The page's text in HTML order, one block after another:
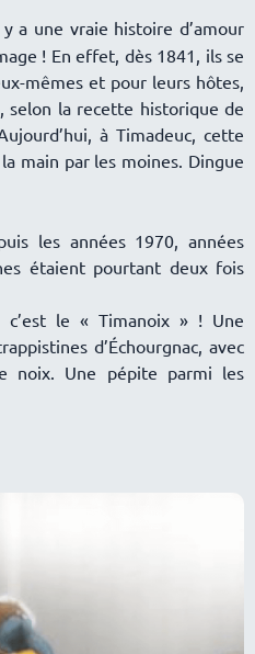
a une vraie histoire d’amour
! En effet, dès 1841, ils se
mêmes et pour leurs hôtes,
selon la recette historique de
à Timadeuc, cette
main par les moines. Dingue
les années 1970, années
étaient pourtant deux fois
le « Timanoix » ! Une
d’Échourgnac, avec
noix. Une pépite parmi les